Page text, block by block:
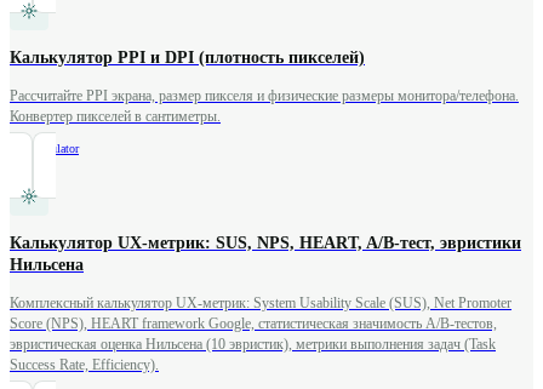
Калькулятор PPI и DPI (плотность пикселей)
Рассчитайте PPI экрана, размер пикселя и физические размеры монитора/телефона.
Конвертер пикселей в сантиметры.
ppi-calculator
Калькулятор UX-метрик: SUS, NPS, HEART, A/B-тест, эвристики
Нильсена
Комплексный калькулятор UX-метрик: System Usability Scale (SUS), Net Promoter
Score (NPS), HEART framework Google, статистическая значимость A/B-тестов,
эвристическая оценка Нильсена (10 эвристик), метрики выполнения задач (Task
Success Rate, Efficiency).